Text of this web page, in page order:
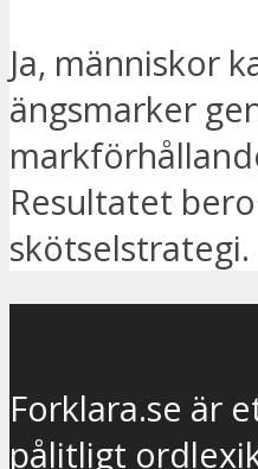
Ja, människor
ängsmarker
Resultatet
skötselstrategi.
Forklara.se är
pålitligt